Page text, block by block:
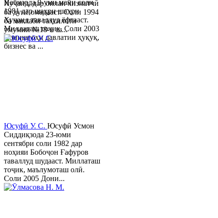
Набизода 9-уми майи соли
1981 дар шаҳри шаҳри
Хуҷанд таваллуд ёфтааст.
Миллаташ тоҷик. Соли 2003
Донишгоҳи давлатии ҳуқуқ,
бизнес ва ...
Хуҷанд, дар оилаи хизматчӣ
ба дунё омадааст. Соли 1994
ба мактаби таҳсилоти
умумии №18-и ш...
Юсуфӣ У. C. Юсуфӣ Усмон
Сиддиқзода 23-юми
сентябри соли 1982 дар
ноҳияи Бобоҷон Ғафуров
таваллуд шудааст. Миллаташ
тоҷик, маълумоташ олӣ.
Соли 2005 Дони...